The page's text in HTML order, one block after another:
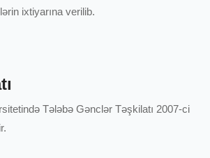
ixtiyarına verilib.
Tələbə Gənclər Təşkilatı 2007-ci